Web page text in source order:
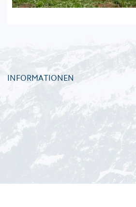
INFORMATIONEN